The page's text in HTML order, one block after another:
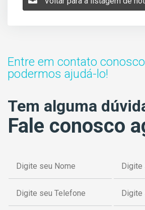
Entre em contato
podermos ajudá-lo!
Tem alguma
Fale conosco